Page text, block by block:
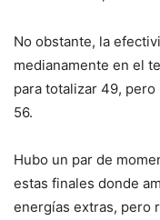
No obstante, la
medianamente en el
para totalizar 49, pero
56.
Hubo un par de
estas finales donde
energías extras, pero